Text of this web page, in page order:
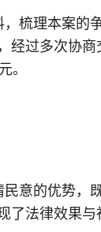
梳理本案的
经过多次协
。
意的优势，
了法律效果